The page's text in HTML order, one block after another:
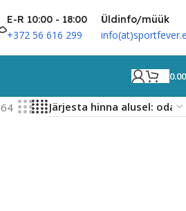
E-R 10:00 - 18:00
+372 56 616 299
Üldinfo/müük
64